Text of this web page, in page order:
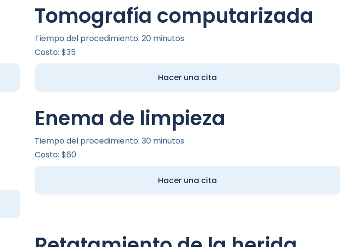
Tomografía computarizada
Tiempo del procedimiento: 20 minutos
Costo: $35
Hacer una cita
Enema de limpieza
Tiempo del procedimiento: 30 minutos
Costo: $60
Hacer una cita